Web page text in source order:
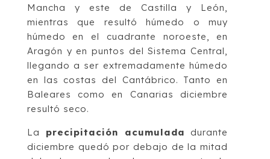
Mancha y este de Castilla y León,
mientras que resultó húmedo o muy
húmedo en el cuadrante noroeste, en
Aragón y en puntos del Sistema Central,
llegando a ser extremadamente húmedo
en las costas del Cantábrico. Tanto en
Baleares como en Canarias diciembre
resultó seco.
La precipitación acumulada durante
diciembre quedó por debajo de la mitad